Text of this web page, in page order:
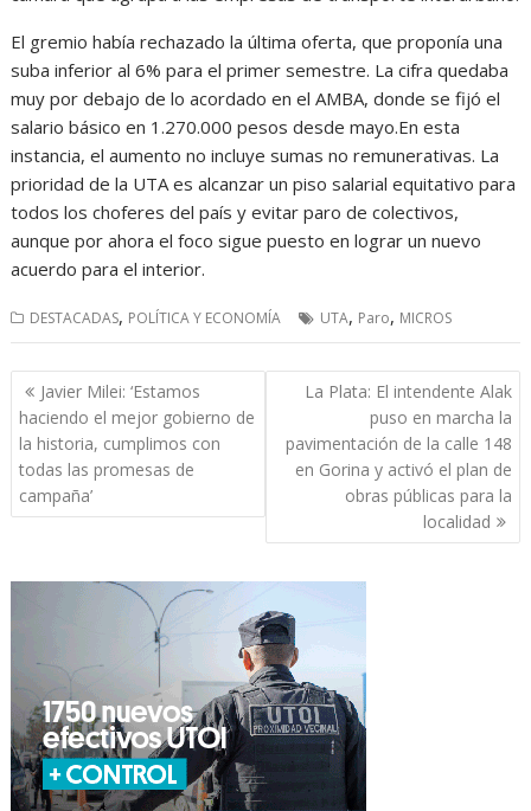
El gremio había rechazado la última oferta, que proponía una
suba inferior al 6% para el primer semestre. La cifra quedaba
muy por debajo de lo acordado en el AMBA, donde se fijó el
salario básico en 1.270.000 pesos desde mayo.En esta
instancia, el aumento no incluye sumas no remunerativas. La
prioridad de la UTA es alcanzar un piso salarial equitativo para
todos los choferes del país y evitar paro de colectivos,
aunque por ahora el foco sigue puesto en lograr un nuevo
acuerdo para el interior.
DESTACADAS, POLÍTICA Y ECONOMÍA UTA, Paro, MICROS
Navegación
de
entradas
Javier Milei: ‘Estamos
haciendo el mejor gobierno de
la historia, cumplimos con
todas las promesas de
campaña’
La Plata: El intendente Alak
puso en marcha la
pavimentación de la calle 148
en Gorina y activó el plan de
obras públicas para la
localidad